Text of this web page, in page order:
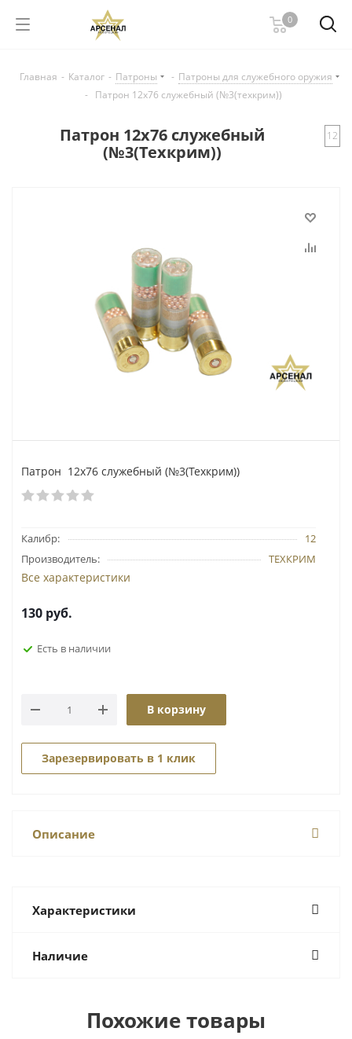
0
Главная - Каталог - Патроны - Патроны для служебного оружия
-
Патрон 12х76 служебный (№3(техкрим))
Патрон 12х76 служебный
(№3(Техкрим))
12
Патрон 12х76 служебный (№3(Техкрим))
Калибр:
12
Производитель:
ТЕХКРИМ
Все характеристики
130 руб.
Есть в наличии
В корзину
Зарезервировать в 1 клик
Описание
Характеристики
Наличие
Похожие товары